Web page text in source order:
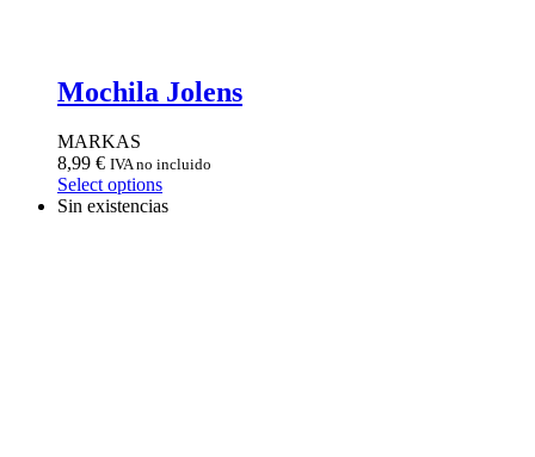
Mochila Jolens
MARKAS
8,99 € IVA no incluido
Select options
Sin existencias